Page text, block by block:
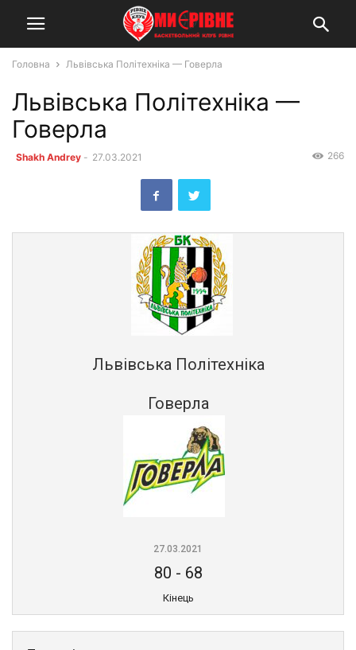
Головна Львівська Політехніка — Говерла
Львівська Політехніка —
Говерла
Shakh Andrey - 27.03.2021 266
Львівська Політехніка
Говерла
27.03.2021
80 - 68
Кінець